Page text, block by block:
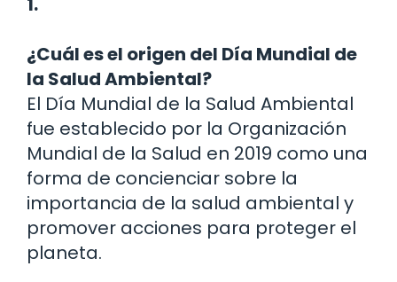
¿Cuál es el origen del Día Mundial de
la Salud Ambiental?
El Día Mundial de la Salud Ambiental
fue establecido por la Organización
Mundial de la Salud en 2019 como una
forma de concienciar sobre la
importancia de la salud ambiental y
promover acciones para proteger el
planeta.